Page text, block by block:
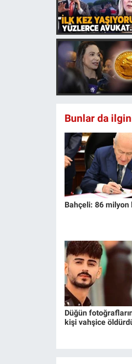
Bunlar da
Bahçeli: 86 milyon
Düğün
kişi vahşice